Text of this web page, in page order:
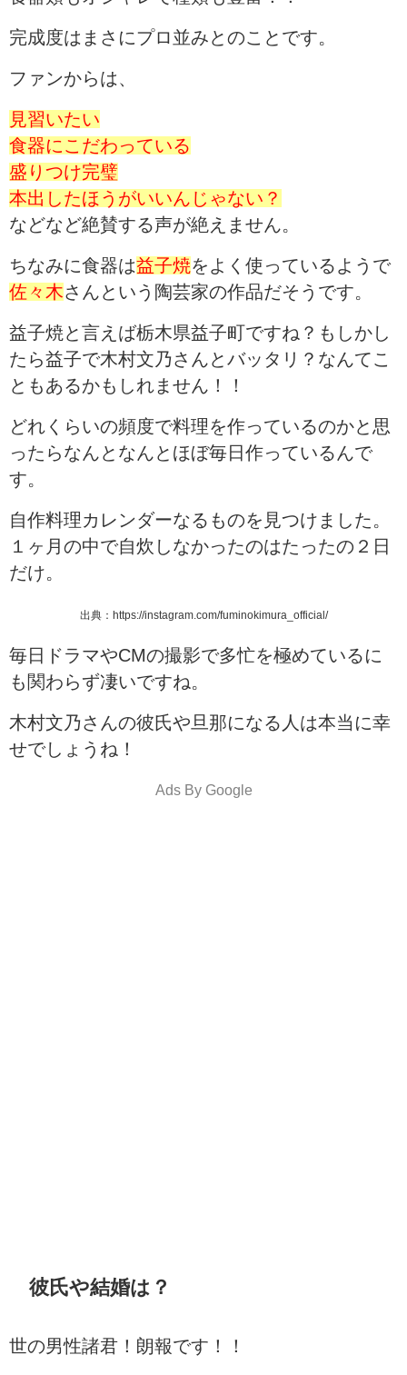
完成度はまさにプロ並みとのことです。
ファンからは、
見習いたい
食器にこだわっている
盛りつけ完璧
本出したほうがいいんじゃない？
などなど絶賛する声が絶えません。
ちなみに食器は益子焼をよく使っているようで
佐々木さんという陶芸家の作品だそうです。
益子焼と言えば栃木県益子町ですね？もしかし
たら益子で木村文乃さんとバッタリ？なんてこ
ともあるかもしれません！！
どれくらいの頻度で料理を作っているのかと思
ったらなんとなんとほぼ毎日作っているんで
す。
自作料理カレンダーなるものを見つけました。
１ヶ月の中で自炊しなかったのはたったの２日
だけ。
出典：https://instagram.com/fuminokimura_official/
毎日ドラマやCMの撮影で多忙を極めているに
も関わらず凄いですね。
木村文乃さんの彼氏や旦那になる人は本当に幸
せでしょうね！
Ads By Google
彼氏や結婚は？
世の男性諸君！朗報です！！